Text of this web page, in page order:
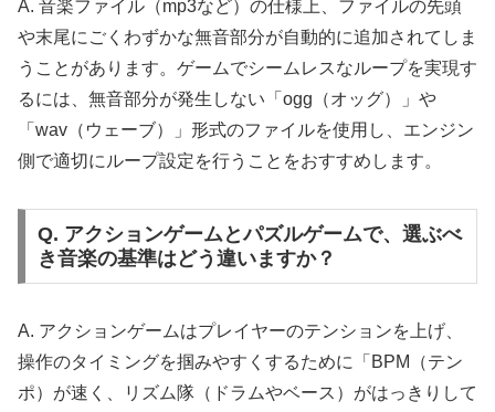
A. 音楽ファイル（mp3など）の仕様上、ファイルの先頭
や末尾にごくわずかな無音部分が自動的に追加されてしま
うことがあります。ゲームでシームレスなループを実現す
るには、無音部分が発生しない「ogg（オッグ）」や
「wav（ウェーブ）」形式のファイルを使用し、エンジン
側で適切にループ設定を行うことをおすすめします。
Q. アクションゲームとパズルゲームで、選ぶべ
き音楽の基準はどう違いますか？
A. アクションゲームはプレイヤーのテンションを上げ、
操作のタイミングを掴みやすくするために「BPM（テン
ポ）が速く、リズム隊（ドラムやベース）がはっきりして